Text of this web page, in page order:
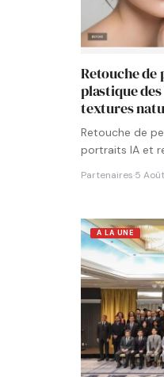
Retouche de
plastique
textures
Retouche de
portraits IA et
Partenaires·5
A LA UNE